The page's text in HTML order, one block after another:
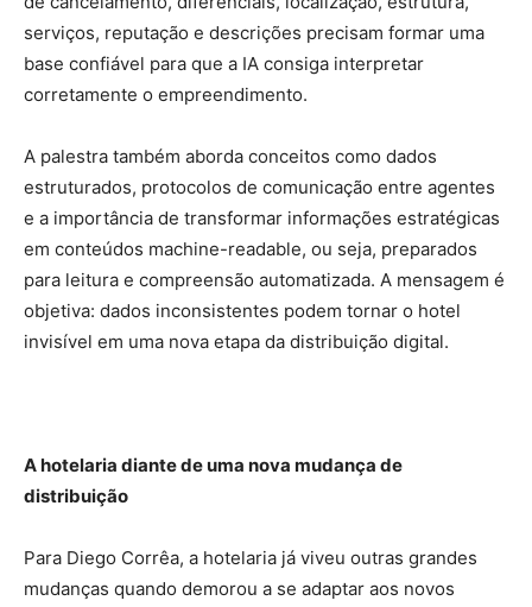
serviços, reputação e descrições precisam formar uma
base confiável para que a IA consiga interpretar
corretamente o empreendimento.
A palestra também aborda conceitos como dados
estruturados, protocolos de comunicação entre agentes
e a importância de transformar informações estratégicas
em conteúdos machine-readable, ou seja, preparados
para leitura e compreensão automatizada. A mensagem é
objetiva: dados inconsistentes podem tornar o hotel
invisível em uma nova etapa da distribuição digital.
A hotelaria diante de uma nova mudança de
distribuição
Para Diego Corrêa, a hotelaria já viveu outras grandes
mudanças quando demorou a se adaptar aos novos